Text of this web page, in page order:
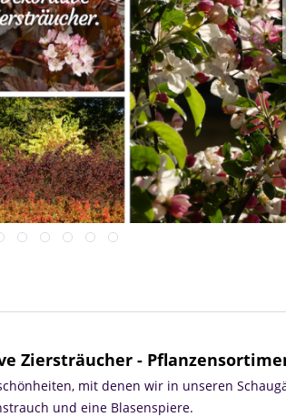
Ziersträucher -
mit denen wir in unseren
und eine Blasenspiere.